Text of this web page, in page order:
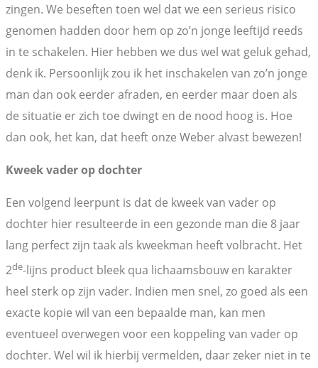
zingen. We beseften toen wel dat we een serieus risico
genomen hadden door hem op zo’n jonge leeftijd reeds
in te schakelen. Hier hebben we dus wel wat geluk gehad,
denk ik. Persoonlijk zou ik het inschakelen van zo’n jonge
man dan ook eerder afraden, en eerder maar doen als
de situatie er zich toe dwingt en de nood hoog is. Hoe
dan ook, het kan, dat heeft onze Weber alvast bewezen!
Kweek vader op dochter
Een volgend leerpunt is dat de kweek van vader op
dochter hier resulteerde in een gezonde man die 8 jaar
lang perfect zijn taak als kweekman heeft volbracht. Het
2de-lijns product bleek qua lichaamsbouw en karakter
heel sterk op zijn vader. Indien men snel, zo goed als een
exacte kopie wil van een bepaalde man, kan men
eventueel overwegen voor een koppeling van vader op
dochter. Wel wil ik hierbij vermelden, daar zeker niet in te